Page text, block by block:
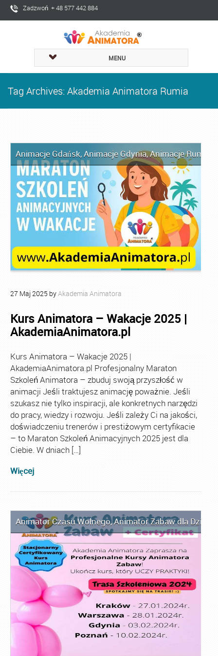
Zadzwoń + 48 577 442 884
MENU
Tag Archives: Akademia Animatora Rumia
Animacje Gdańsk,Animacje Gdynia,Animacje Rumia
27 Maj 2025 byAkademia Animatora
Kurs Animatora – Wakacje 2025 |
AkademiaAnimatora.pl
Kurs Animatora – Wakacje 2025 |
AkademiaAnimatora.pl Profesjonalny Maraton
Szkoleń Animatora – zbuduj swoją przyszłość w
animacji Jeśli traktujesz animację poważnie. Jeśli
szukasz nie tylko inspiracji, ale konkretnych narzędzi
do pracy, wiedzy i rozwoju. Jeśli zależy Ci na jakości,
doświadczeniu trenerów i prestiżowym certyfikacie
– to Maraton Szkoleń Animacyjnych 2025 jest dla
Ciebie. W dniach […]
Więcej
Animator Czasu Wolnego,Animator Zabaw dla Dzieci